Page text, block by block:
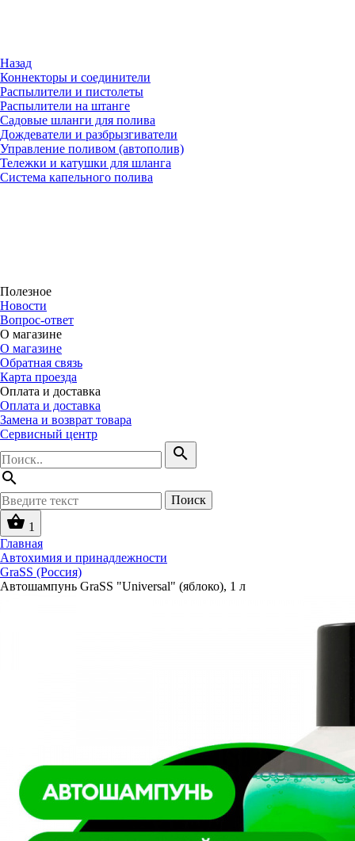
Назад
Коннекторы и соединители
Распылители и пистолеты
Распылители на штанге
Садовые шланги для полива
Дождеватели и разбрызгиватели
Управление поливом (автополив)
Тележки и катушки для шланга
Система капельного полива
Полезное
Новости
Вопрос-ответ
О магазине
О магазине
Обратная связь
Карта проезда
Оплата и доставка
Оплата и доставка
Замена и возврат товара
Сервисный центр
search
search
Поиск
shopping_basket 1
Главная
Автохимия и принадлежности
GraSS (Россия)
Автошампунь GraSS "Universal" (яблоко), 1 л